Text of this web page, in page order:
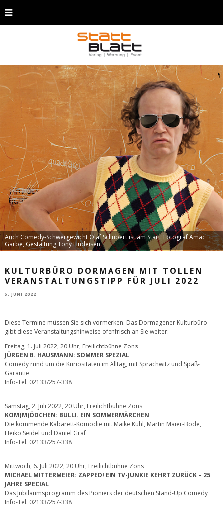
Auch Comedy-Schwergewicht Olaf Schubert ist am Start. Fotograf Amac
Garbe, Gestaltung Tony Findeisen
KULTURBÜRO DORMAGEN MIT TOLLEN
VERANSTALTUNGSTIPP FÜR JULI 2022
5. JUNI 2022
Diese Termine müssen Sie sich vormerken. Das Dormagener Kulturbüro
gibt diese Veranstaltungshinweise ofenfrisch an Sie weiter:
Freitag, 1. Juli 2022, 20 Uhr, Freilichtbühne Zons
JÜRGEN B. HAUSMANN: SOMMER SPEZIAL
Comedy rund um die Kuriositäten im Alltag, mit Sprachwitz und Spaß-
Garantie
Info-Tel. 02133/257-338
Samstag, 2. Juli 2022, 20 Uhr, Freilichtbühne Zons
KOM(M)ÖDCHEN: BULLI. EIN SOMMERMÄRCHEN
Die kommende Kabarett-Komödie mit Maike Kühl, Martin Maier-Bode,
Heiko Seidel und Daniel Graf
Info-Tel. 02133/257-338
Mittwoch, 6. Juli 2022, 20 Uhr, Freilichtbühne Zons
MICHAEL MITTERMEIER: ZAPPED! EIN TV-JUNKIE KEHRT ZURÜCK – 25
JAHRE SPECIAL
Das Jubiläumsprogramm des Pioniers der deutschen Stand-Up Comedy
Info-Tel. 02133/257-338